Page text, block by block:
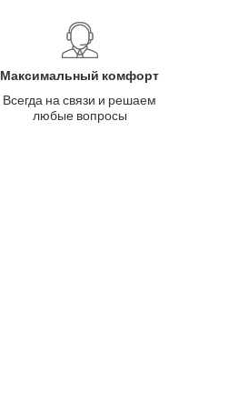
Максимальный комфорт
Всегда на связи и решаем
любые вопросы